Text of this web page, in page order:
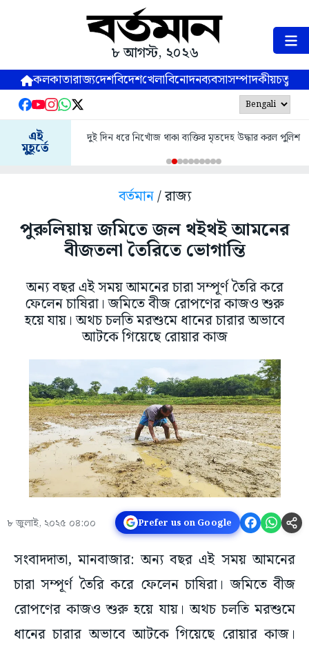
৮ আগস্ট, ২০২৬
কলকাতারাজ্যদেশবিদেশখেলাবিনোদনব্যবসাসম্পাদকীয়
এই
মুহূর্তে
দুই দিন ধরে নিখোঁজ থাকা ব্যক্তির মৃতদেহ উদ্ধার করল পুলিশ
বর্তমান/ রাজ্য
পুরুলিয়ায় জমিতে জল থইথই আমনের
বীজতলা তৈরিতে ভোগান্তি
অন্য বছর এই সময় আমনের চারা সম্পূর্ণ তৈরি করে
ফেলেন চাষিরা। জমিতে বীজ রোপণের কাজও শুরু
হয়ে যায়। অথচ চলতি মরশুমে ধানের চারার অভাবে
আটকে গিয়েছে রোয়ার কাজ
৮ জুলাই, ২০২৫ ০৪:০০ Prefer us on Google
সংবাদদাতা, মানবাজার: অন্য বছর এই সময় আমনের
চারা সম্পূর্ণ তৈরি করে ফেলেন চাষিরা। জমিতে বীজ
রোপণের কাজও শুরু হয়ে যায়। অথচ চলতি মরশুমে
ধানের চারার অভাবে আটকে গিয়েছে রোয়ার কাজ।